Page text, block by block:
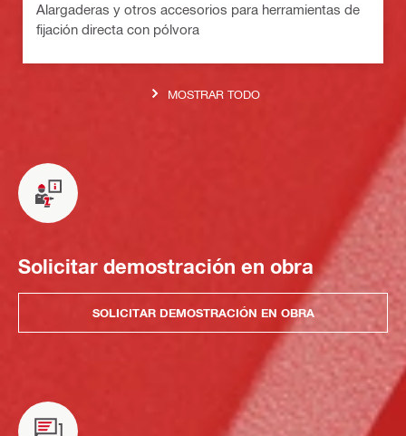
Alargaderas y otros accesorios para herramientas de
fijación directa con pólvora
MOSTRAR TODO
Solicitar demostración en obra
SOLICITAR DEMOSTRACIÓN EN OBRA